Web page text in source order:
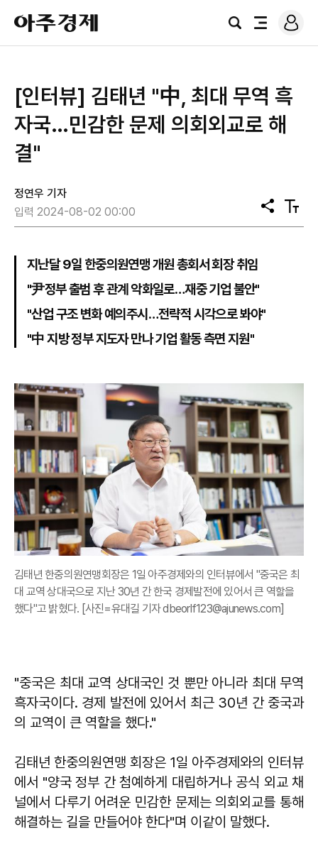
아
주
경
검
전
로
그
[인터뷰] 김태년 "中, 최대 무역 흑
자국…민감한 문제 의회외교로 해
결"
정연우 기자
입력 2024-08-02 00:00
공
유
텍
스
지난달 9일 한중의원연맹 개원 총회서 회장 취임
"尹정부 출범 후 관계 악화일로…재중 기업 불안"
"산업 구조 변화 예의주시…전략적 시각으로 봐야"
"中 지방 정부 지도자 만나 기업 활동 측면 지원"
김태년 한중의원연맹회장은 1일 아주경제와의 인터뷰에서 "중국은 최
대 교역 상대국으로 지난 30년 간 한국 경제발전에 있어서 큰 역할을
했다"고 밝혔다. [사진=유대길 기자 dbeorlf123@ajunews.com]
"중국은 최대 교역 상대국인 것 뿐만 아니라 최대 무역
흑자국이다. 경제 발전에 있어서 최근 30년 간 중국과
의 교역이 큰 역할을 했다."
김태년 한중의원연맹 회장은 1일 아주경제와의 인터뷰
에서 "양국 정부 간 첨예하게 대립하거나 공식 외교 채
널에서 다루기 어려운 민감한 문제는 의회외교를 통해
해결하는 길을 만들어야 한다"며 이같이 말했다.